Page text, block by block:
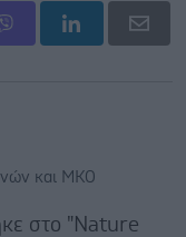
και ΜΚΟ
στο "Nature